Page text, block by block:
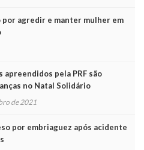
por agredir e manter mulher em
apreendidos pela PRF são
no Natal Solidário
de 2021
por embriaguez após acidente